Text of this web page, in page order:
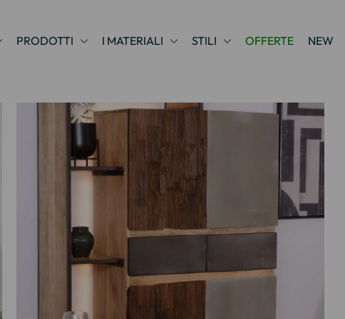
PRODOTTI I MATERIALI STILI OFFERTE NEW